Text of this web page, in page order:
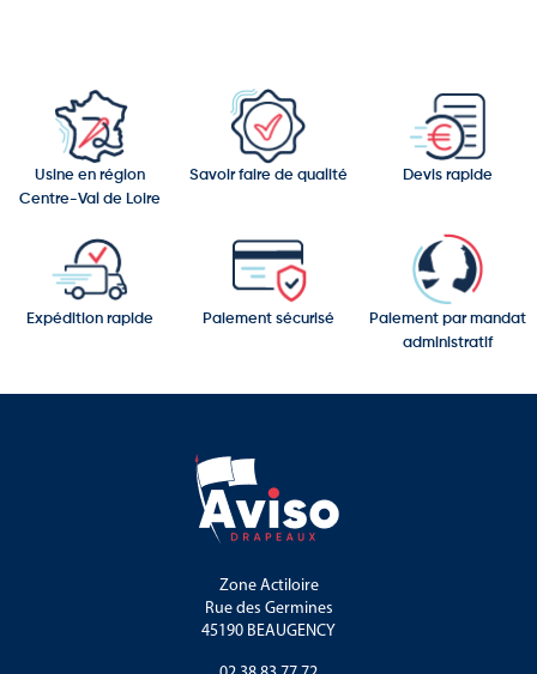
Usine en région
Centre-Val de Loire
Savoir faire de qualité Devis rapide
Expédition rapide Paiement sécurisé
Paiement par mandat
administratif
Zone Actiloire
Rue des Germines
45190 BEAUGENCY